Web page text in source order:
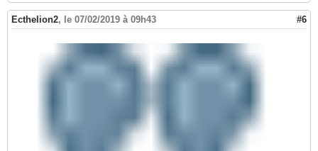
Ecthelion2, le 07/02/2019 à 09h43 #6